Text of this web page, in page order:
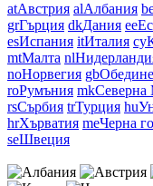
atАвстрия alАлбания
grГърция dkДания ee
esИспания itИталия cy
mtМалта nl
noНорвегия gb
roРумъния mkСеверна
rsСърбия trТурция hu
hrХърватия meЧерна
seШвеция